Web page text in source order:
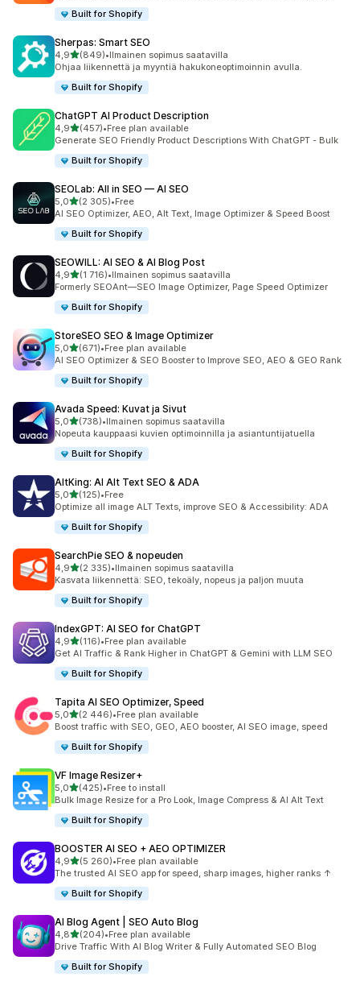
Built for Shopify
Sherpas: Smart SEO
4,9/ 5 tähteä
(849)
849 arvostelua yhteensä
•Ilmainen sopimus saatavilla
Ohjaa liikennettä ja myyntiä hakukoneoptimoinnin avulla.
Built for Shopify
ChatGPT AI Product Description
4,9/ 5 tähteä
(457)
457 arvostelua yhteensä
•Free plan available
Generate SEO Friendly Product Descriptions With ChatGPT - Bulk
Built for Shopify
SEOLab: All in SEO — AI SEO
5,0/ 5 tähteä
(2 305)
2305 arvostelua yhteensä
•Free
AI SEO Optimizer, AEO, Alt Text, Image Optimizer & Speed Boost
Built for Shopify
SEOWILL: AI SEO & AI Blog Post
4,9/ 5 tähteä
(1 716)
1716 arvostelua yhteensä
•Ilmainen sopimus saatavilla
Formerly SEOAnt—SEO Image Optimizer, Page Speed Optimizer
Built for Shopify
StoreSEO SEO & Image Optimizer
5,0/ 5 tähteä
(671)
671 arvostelua yhteensä
•Free plan available
AI SEO Optimizer & SEO Booster to Improve SEO, AEO & GEO Rank
Built for Shopify
Avada Speed: Kuvat ja Sivut
5,0/ 5 tähteä
(738)
738 arvostelua yhteensä
•Ilmainen sopimus saatavilla
Nopeuta kauppaasi kuvien optimoinnilla ja asiantuntijatuella
Built for Shopify
AltKing: AI Alt Text SEO & ADA
5,0/ 5 tähteä
(125)
125 arvostelua yhteensä
•Free
Optimize all image ALT Texts, improve SEO & Accessibility: ADA
Built for Shopify
SearchPie SEO & nopeuden
4,9/ 5 tähteä
(2 335)
2335 arvostelua yhteensä
•Ilmainen sopimus saatavilla
Kasvata liikennettä: SEO, tekoäly, nopeus ja paljon muuta
Built for Shopify
IndexGPT: AI SEO for ChatGPT
4,9/ 5 tähteä
(116)
116 arvostelua yhteensä
•Free plan available
Get AI Traffic & Rank Higher in ChatGPT & Gemini with LLM SEO
Built for Shopify
Tapita AI SEO Optimizer, Speed
5,0/ 5 tähteä
(2 446)
2446 arvostelua yhteensä
•Free plan available
Boost traffic with SEO, GEO, AEO booster, AI SEO image, speed
Built for Shopify
VF Image Resizer+
5,0/ 5 tähteä
(425)
425 arvostelua yhteensä
•Free to install
Bulk Image Resize for a Pro Look, Image Compress & AI Alt Text
Built for Shopify
BOOSTER AI SEO + AEO OPTIMIZER
4,9/ 5 tähteä
(5 260)
5260 arvostelua yhteensä
•Free plan available
The trusted AI SEO app for speed, sharp images, higher ranks ↑
Built for Shopify
AI Blog Agent | SEO Auto Blog
4,8/ 5 tähteä
(204)
204 arvostelua yhteensä
•Free plan available
Drive Traffic With AI Blog Writer & Fully Automated SEO Blog
Built for Shopify